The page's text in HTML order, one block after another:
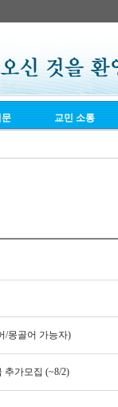
문 교민 소통
/몽골어 가능자)
추가모집 (~8/2)